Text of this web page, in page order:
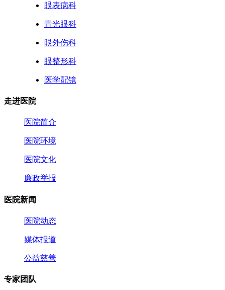
眼表病科
青光眼科
眼外伤科
眼整形科
医学配镜
走进医院
医院简介
医院环境
医院文化
廉政举报
医院新闻
医院动态
媒体报道
公益慈善
专家团队